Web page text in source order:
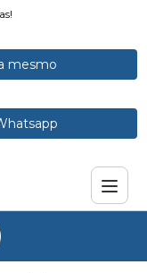
mesmo